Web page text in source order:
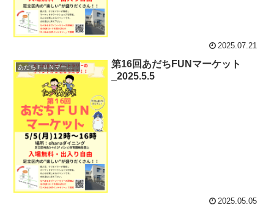
2025.07.21
あだちＦＵＮマーケット
第16回あだちFUNマーケット
_2025.5.5
2025.05.05